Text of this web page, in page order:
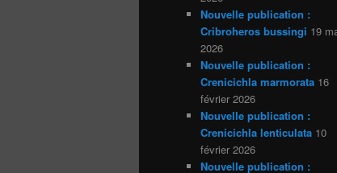
Nouvelle publication :
Cribroheros bussingi 19
2026
Nouvelle publication :
Crenicichla marmorata 16
février 2026
Nouvelle publication :
Crenicichla lenticulata 10
février 2026
Nouvelle publication :